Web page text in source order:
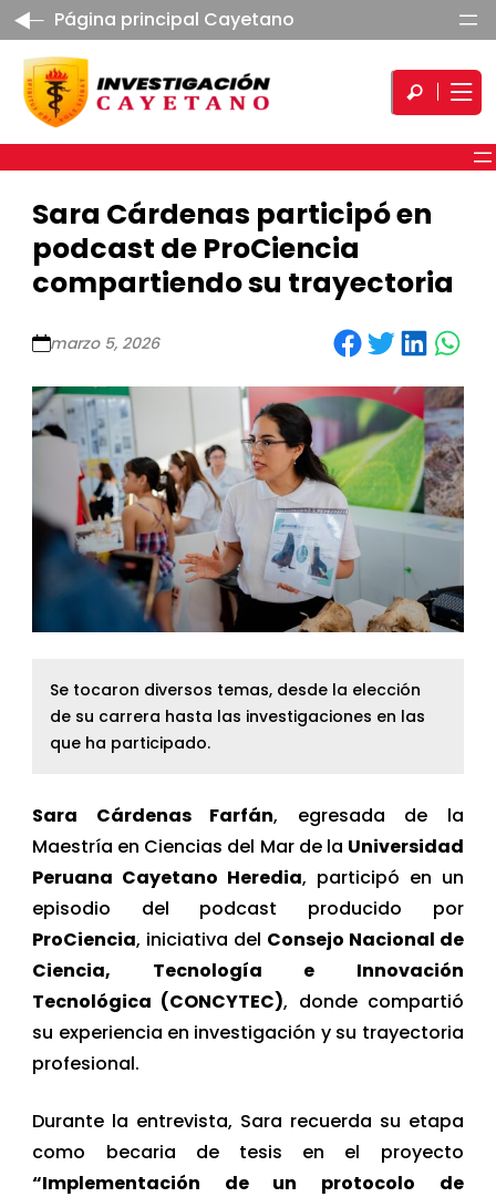
Página principal Cayetano
Sara Cárdenas participó en
podcast de ProCiencia
compartiendo su trayectoria
marzo 5, 2026 Share on Facebook Share on Twitter Share on LinkedIn Share on WhatsApp
Se tocaron diversos temas, desde la elección
de su carrera hasta las investigaciones en las
que ha participado.
Sara Cárdenas Farfán, egresada de la
Maestría en Ciencias del Mar de la Universidad
Peruana Cayetano Heredia, participó en un
episodio del podcast producido por
ProCiencia, iniciativa del Consejo Nacional de
Ciencia, Tecnología e Innovación
Tecnológica (CONCYTEC), donde compartió
su experiencia en investigación y su trayectoria
profesional.
Durante la entrevista, Sara recuerda su etapa
como becaria de tesis en el proyecto
“Implementación de un protocolo de